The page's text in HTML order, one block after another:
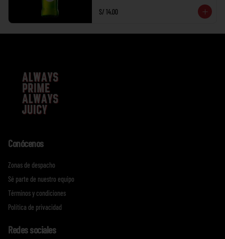
S/ 14.00
Conócenos
Zonas de despacho
Sé parte de nuestro equipo
Términos y condiciones
Política de privacidad
Redes sociales